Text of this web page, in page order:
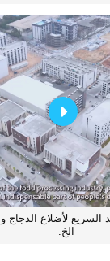
السريع لأضلاع الدجاج
الخ.